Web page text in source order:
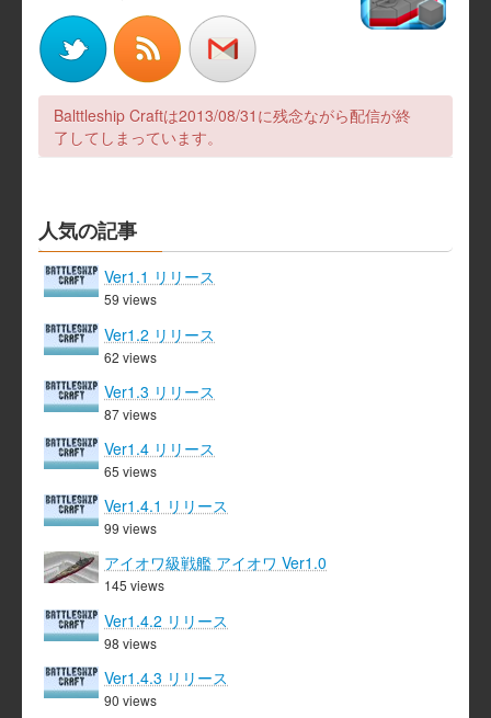
ー
シ
ョ
Balttleship Craftは2013/08/31に残念ながら配信が終
了してしまっています。
人気の記事
Ver1.1 リリース
59 views
Ver1.2 リリース
62 views
Ver1.3 リリース
87 views
Ver1.4 リリース
65 views
Ver1.4.1 リリース
99 views
アイオワ級戦艦 アイオワ Ver1.0
145 views
Ver1.4.2 リリース
98 views
Ver1.4.3 リリース
90 views